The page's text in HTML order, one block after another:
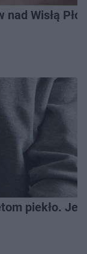
nad Wisłą
piekło.